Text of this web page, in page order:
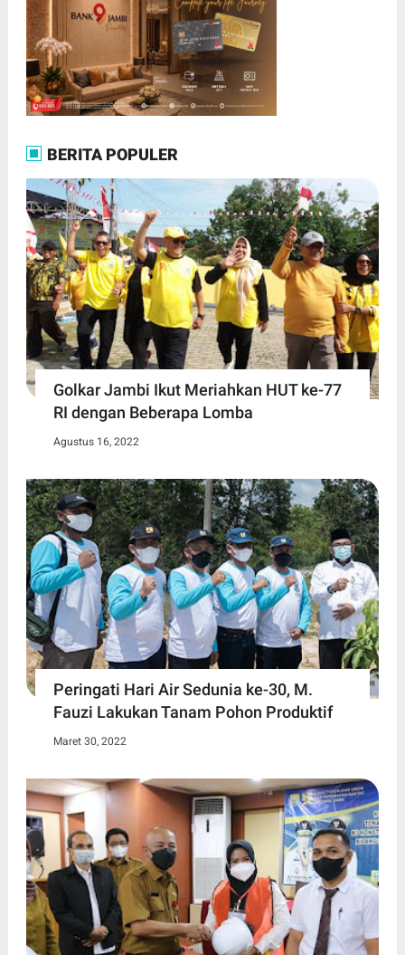
BERITA POPULER
Golkar Jambi Ikut Meriahkan HUT ke-77
RI dengan Beberapa Lomba
Agustus 16, 2022
Peringati Hari Air Sedunia ke-30, M.
Fauzi Lakukan Tanam Pohon Produktif
Maret 30, 2022